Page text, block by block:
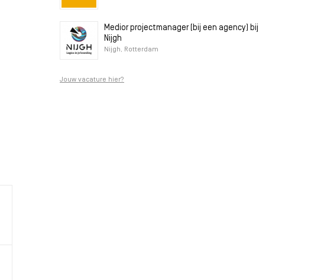
Medior projectmanager (bij een agency) bij
Nijgh
Nijgh, Rotterdam
Jouw vacature hier?